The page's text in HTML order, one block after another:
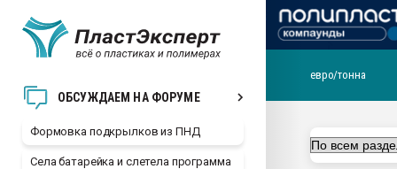
ОБСУЖДАЕМ НА ФОРУМЕ
Формовка подкрылков из ПНД
Села батарейка и слетела программа
29.07.2026 ФРП помог
евро/тонна